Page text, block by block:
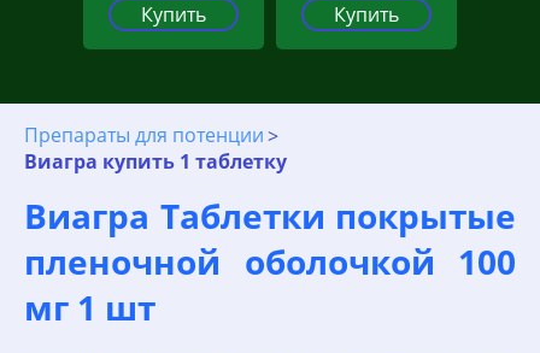
Купить Купить
Препараты для потенции
Виагра купить 1 таблетку
Виагра Таблетки покрытые
пленочной оболочкой 100
мг 1 шт